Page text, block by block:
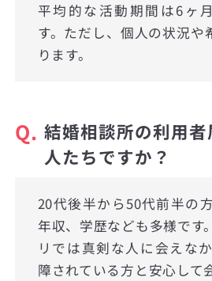
平均的な活動期間は6ヶ
す。ただし、個人の状況や
ります。
Q. 結婚相談所の利用
人たちですか？
20代後半から50代前半の
年収、学歴なども多様です
リでは真剣な人に会えな
障されている方と安心して